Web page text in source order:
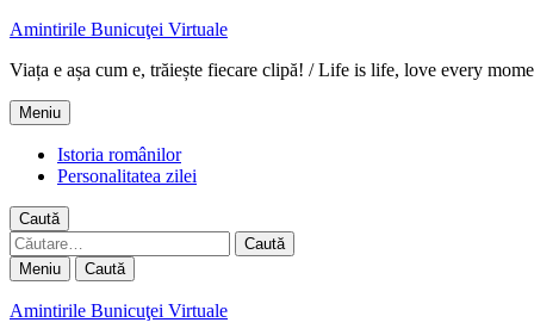
Amintirile Bunicuţei Virtuale
Viața e așa cum e, trăiește fiecare clipă! / Life is life, love every
Meniu
Istoria românilor
Personalitatea zilei
Caută
Caută
după:
Meniu Caută
Amintirile Bunicuţei Virtuale